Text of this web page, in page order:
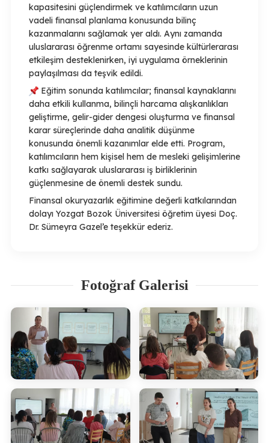
kapasitesini güçlendirmek ve katılımcıların uzun
vadeli finansal planlama konusunda bilinç
kazanmalarını sağlamak yer aldı. Aynı zamanda
uluslararası öğrenme ortamı sayesinde kültürlerarası
etkileşim desteklenirken, iyi uygulama örneklerinin
paylaşılması da teşvik edildi.
Eğitim sonunda katılımcılar; finansal kaynaklarını
daha etkili kullanma, bilinçli harcama alışkanlıkları
geliştirme, gelir-gider dengesi oluşturma ve finansal
karar süreçlerinde daha analitik düşünme
konusunda önemli kazanımlar elde etti. Program,
katılımcıların hem kişisel hem de mesleki gelişimlerine
katkı sağlayarak uluslararası iş birliklerinin
güçlenmesine de önemli destek sundu.
Finansal okuryazarlık eğitimine değerli katkılarından
dolayı Yozgat Bozok Üniversitesi öğretim üyesi Doç.
Dr. Sümeyra Gazel’e teşekkür ederiz.
Fotoğraf Galerisi